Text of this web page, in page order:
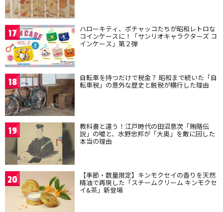
17 ハローキティ、ポチャッコたちが昭和レトロな
コインケースに！「サンリオキャラクターズ コ
インケース」第２弾
18 自転車を持つだけで税金？ 昭和まで続いた「自
転車税」の意外な歴史と脱税が横行した理由
19 教科書と違う！江戸時代の田沼意次「賄賂伝
説」の嘘と、水野忠邦が「大奥」を敵に回した
本当の理由
20 【季節・数量限定】キンモクセイの香りを天然
精油で再現した「スチームクリーム キンモクセ
イ&茶」新登場